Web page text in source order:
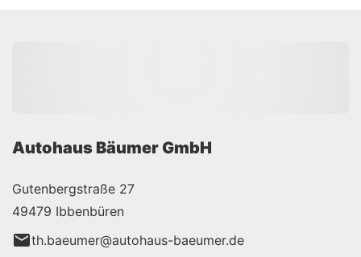
Autohaus Bäumer GmbH
Gutenbergstraße 27
49479 Ibbenbüren
th.baeumer@autohaus-baeumer.de